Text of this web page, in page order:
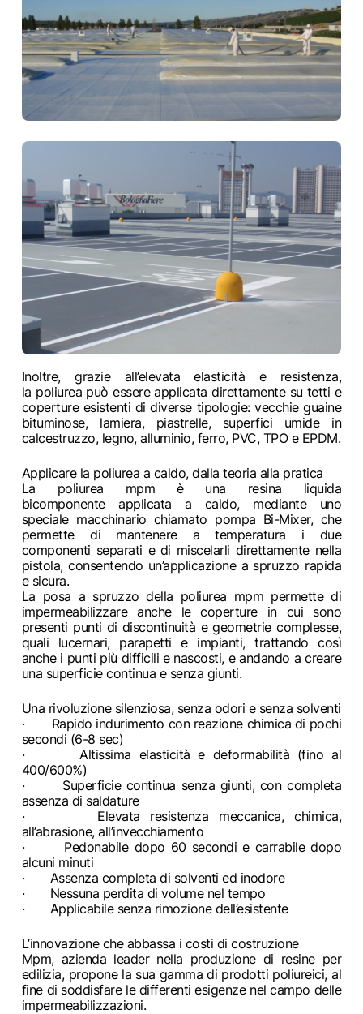
Inoltre, grazie all’elevata elasticità e resistenza,
la poliurea può essere applicata direttamente su tetti e
coperture esistenti di diverse tipologie: vecchie guaine
bituminose, lamiera, piastrelle, superfici umide in
calcestruzzo, legno, alluminio, ferro, PVC, TPO e EPDM.
Applicare la poliurea a caldo, dalla teoria alla pratica
La poliurea mpm è una resina liquida
bicomponente applicata a caldo, mediante uno
speciale macchinario chiamato pompa Bi-Mixer, che
permette di mantenere a temperatura i due
componenti separati e di miscelarli direttamente nella
pistola, consentendo un’applicazione a spruzzo rapida
e sicura.
La posa a spruzzo della poliurea mpm permette di
impermeabilizzare anche le coperture in cui sono
presenti punti di discontinuità e geometrie complesse,
quali lucernari, parapetti e impianti, trattando così
anche i punti più difficili e nascosti, e andando a creare
una superficie continua e senza giunti.
Una rivoluzione silenziosa, senza odori e senza solventi
· Rapido indurimento con reazione chimica di pochi
secondi (6-8 sec)
· Altissima elasticità e deformabilità (fino al
400/600%)
· Superficie continua senza giunti, con completa
assenza di saldature
· Elevata resistenza meccanica, chimica,
all’abrasione, all’invecchiamento
· Pedonabile dopo 60 secondi e carrabile dopo
alcuni minuti
· Assenza completa di solventi ed inodore
· Nessuna perdita di volume nel tempo
· Applicabile senza rimozione dell’esistente
L’innovazione che abbassa i costi di costruzione
Mpm, azienda leader nella produzione di resine per
edilizia, propone la sua gamma di prodotti poliureici, al
fine di soddisfare le differenti esigenze nel campo delle
impermeabilizzazioni.